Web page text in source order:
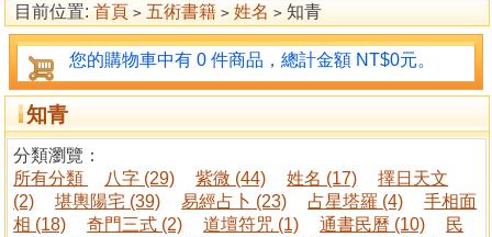
目前位置: 首頁 > 五術書籍 > 姓名 > 知青
您的購物車中有 0 件商品，總計金額 NT$0元。
知青
分類瀏覽：
所有分類
八字 (29) 紫微 (44) 姓名 (17)
擇日天文
(2)
堪輿陽宅 (39) 易經占卜 (23) 占星塔羅 (4)
手相面
相 (18)
奇門三式 (2) 道壇符咒 (1) 通書民曆 (10)
民